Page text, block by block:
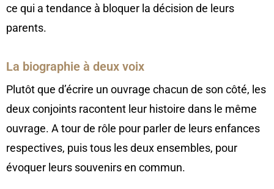
ce qui a tendance à bloquer la décision de leurs
parents.
La biographie à deux voix
Plutôt que d’écrire un ouvrage chacun de son côté, les
deux conjoints racontent leur histoire dans le même
ouvrage. A tour de rôle pour parler de leurs enfances
respectives, puis tous les deux ensembles, pour
évoquer leurs souvenirs en commun.